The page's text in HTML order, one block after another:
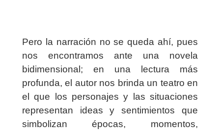
Pero la narración no se queda ahí, pues
nos encontramos ante una novela
bidimensional; en una lectura más
profunda, el autor nos brinda un teatro en
el que los personajes y las situaciones
representan ideas y sentimientos que
simbolizan épocas, momentos,